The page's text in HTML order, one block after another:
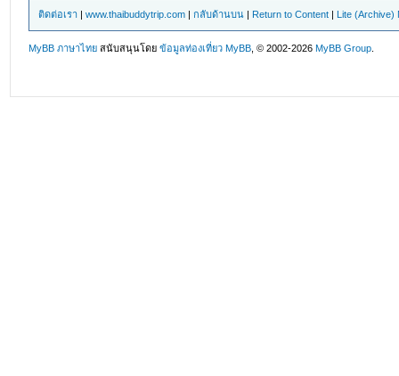
ติดต่อเรา |www.thaibuddytrip.com |กลับด้านบน | Return to Content | Lite (Archive)
MyBB ภาษาไทย สนับสนุนโดยข้อมูลท่องเที่ยว MyBB , © 2002-2026MyBB Group